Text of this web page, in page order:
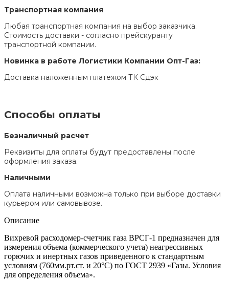
Транспортная компания
Любая транспортная компания на выбор заказчика.
Стоимость доставки - согласно прейскуранту
транспортной компании.
Новинка в работе Логистики Компании Опт-Газ:
Доставка наложенным платежом ТК Сдэк
Способы оплаты
Безналичный расчет
Реквизиты для оплаты будут предоставлены после
оформления заказа.
Наличными
Оплата наличными возможна только при выборе доставки
курьером или самовывозе.
Описание
Вихревой расходомер-счетчик газа ВРСГ-1 предназначен для
измерения объема (коммерческого учета) неагрессивных
горючих и инертных газов приведенного к стандартным
условиям (760мм.рт.ст. и 20°С) по ГОСТ 2939 «Газы. Условия
для определения объема».